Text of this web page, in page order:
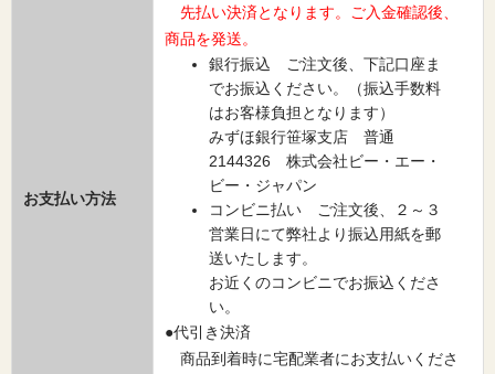
お支払い方法
先払い決済となります。ご入金確認後、
商品を発送。
銀行振込 ご注文後、下記口座ま
でお振込ください。（振込手数料
はお客様負担となります）
みずほ銀行笹塚支店 普通
2144326 株式会社ビー・エー・
ビー・ジャパン
コンビニ払い ご注文後、２～３
営業日にて弊社より振込用紙を郵
送いたします。
お近くのコンビニでお振込くださ
い。
●代引き決済
商品到着時に宅配業者にお支払いくださ